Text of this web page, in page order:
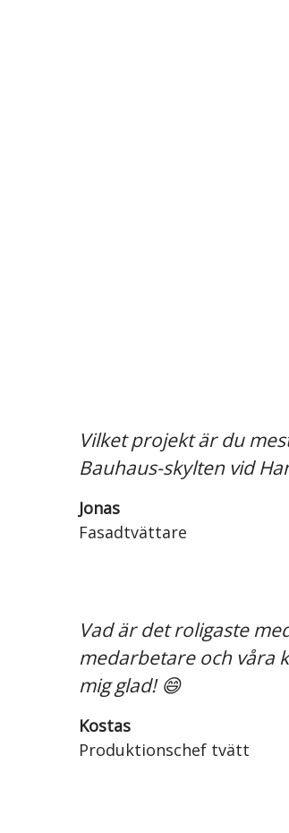
Vilket projekt är du
Bauhaus-skylten vid
Jonas
Fasadtvättare
Vad är det roligaste
medarbetare och våra
mig glad! 😄
Kostas
Produktionschef tvätt